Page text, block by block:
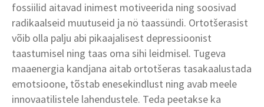
fossiilid aitavad inimest motiveerida ning soosivad
radikaalseid muutuseid ja nö taassündi. Ortotšerasist
võib olla palju abi pikaajalisest depressioonist
taastumisel ning taas oma sihi leidmisel. Tugeva
maaenergia kandjana aitab ortotšeras tasakaalustada
emotsioone, tõstab enesekindlust ning avab meele
innovaatilistele lahendustele. Teda peetakse ka